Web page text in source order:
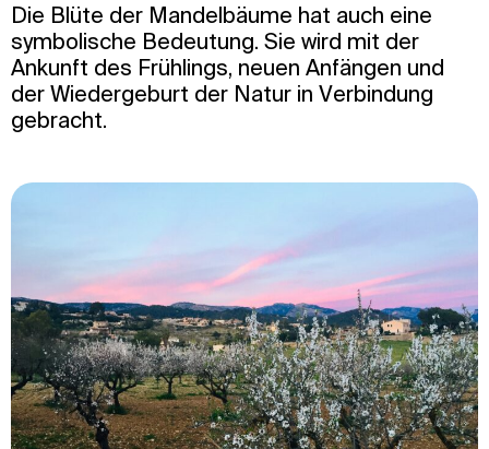
Die Blüte der Mandelbäume hat auch eine
symbolische Bedeutung. Sie wird mit der
Ankunft des Frühlings, neuen Anfängen und
der Wiedergeburt der Natur in Verbindung
gebracht.